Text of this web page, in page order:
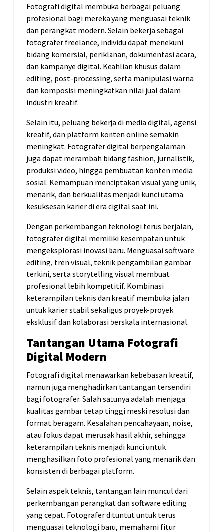
Fotografi digital membuka berbagai peluang
profesional bagi mereka yang menguasai teknik
dan perangkat modern. Selain bekerja sebagai
fotografer freelance, individu dapat menekuni
bidang komersial, periklanan, dokumentasi acara,
dan kampanye digital. Keahlian khusus dalam
editing, post-processing, serta manipulasi warna
dan komposisi meningkatkan nilai jual dalam
industri kreatif.
Selain itu, peluang bekerja di media digital, agensi
kreatif, dan platform konten online semakin
meningkat. Fotografer digital berpengalaman
juga dapat merambah bidang fashion, jurnalistik,
produksi video, hingga pembuatan konten media
sosial. Kemampuan menciptakan visual yang unik,
menarik, dan berkualitas menjadi kunci utama
kesuksesan karier di era digital saat ini.
Dengan perkembangan teknologi terus berjalan,
fotografer digital memiliki kesempatan untuk
mengeksplorasi inovasi baru. Menguasai software
editing, tren visual, teknik pengambilan gambar
terkini, serta storytelling visual membuat
profesional lebih kompetitif. Kombinasi
keterampilan teknis dan kreatif membuka jalan
untuk karier stabil sekaligus proyek-proyek
eksklusif dan kolaborasi berskala internasional.
Tantangan Utama Fotografi
Digital Modern
Fotografi digital menawarkan kebebasan kreatif,
namun juga menghadirkan tantangan tersendiri
bagi fotografer. Salah satunya adalah menjaga
kualitas gambar tetap tinggi meski resolusi dan
format beragam. Kesalahan pencahayaan, noise,
atau fokus dapat merusak hasil akhir, sehingga
keterampilan teknis menjadi kunci untuk
menghasilkan foto profesional yang menarik dan
konsisten di berbagai platform.
Selain aspek teknis, tantangan lain muncul dari
perkembangan perangkat dan software editing
yang cepat. Fotografer dituntut untuk terus
menguasai teknologi baru, memahami fitur